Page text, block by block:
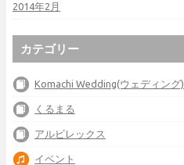
2014年2月
カテゴリー
Komachi Wedding(ウェディング)
くるまる
アルビレックス
イベント